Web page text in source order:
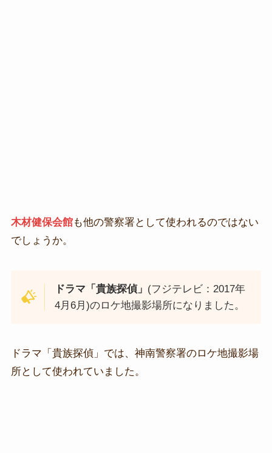
木材健保会館も他の警察署として使われるのではない
でしょうか。
ドラマ「貴族探偵」 (フジテレビ：2017年
4月6月)のロケ地撮影場所になりました。
ドラマ「貴族探偵」では、神南警察署のロケ地撮影場
所として使われていました。